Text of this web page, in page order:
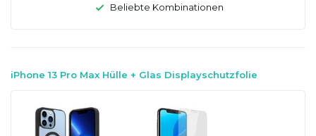
Beliebte Kombinationen
iPhone 13 Pro Max Hülle + Glas Displayschutzfolie